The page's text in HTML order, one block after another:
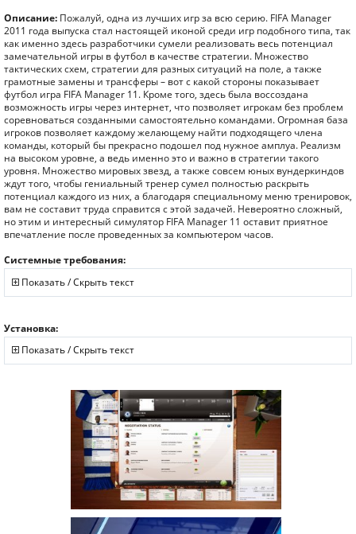
Описание: Пожалуй, одна из лучших игр за всю серию. FIFA Manager
2011 года выпуска стал настоящей иконой среди игр подобного типа, так
как именно здесь разработчики сумели реализовать весь потенциал
замечательной игры в футбол в качестве стратегии. Множество
тактических схем, стратегии для разных ситуаций на поле, а также
грамотные замены и трансферы – вот с какой стороны показывает
футбол игра FIFA Manager 11. Кроме того, здесь была воссоздана
возможность игры через интернет, что позволяет игрокам без проблем
соревноваться созданными самостоятельно командами. Огромная база
игроков позволяет каждому желающему найти подходящего члена
команды, который бы прекрасно подошел под нужное амплуа. Реализм
на высоком уровне, а ведь именно это и важно в стратегии такого
уровня. Множество мировых звезд, а также совсем юных вундеркиндов
ждут того, чтобы гениальный тренер сумел полностью раскрыть
потенциал каждого из них, а благодаря специальному меню тренировок,
вам не составит труда справится с этой задачей. Невероятно сложный,
но этим и интересный симулятор FIFA Manager 11 оставит приятное
впечатление после проведенных за компьютером часов.
Системные требования:
Показать / Скрыть текст
Установка:
Показать / Скрыть текст